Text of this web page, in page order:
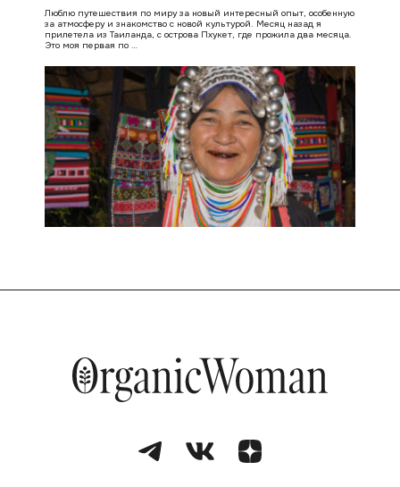
Люблю путешествия по миру за новый интересный опыт, особенную
за атмосферу и знакомство с новой культурой. Месяц назад я
прилетела из Таиланда, с острова Пхукет, где прожила два месяца.
Это моя первая по …